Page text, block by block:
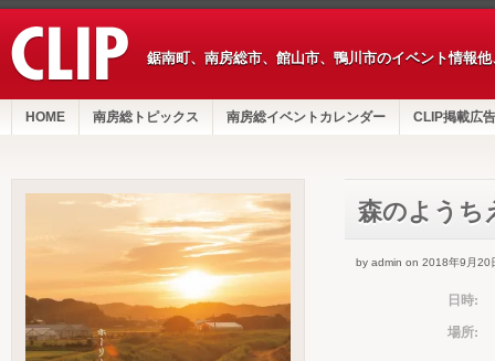
鋸南町、南房総市、館山市、鴨川市のイベント情報
HOME 南房総トピックス 南房総イベントカレンダー CLIP掲載広告
森のようち
by admin on 2018年9月20
日時:
場所: